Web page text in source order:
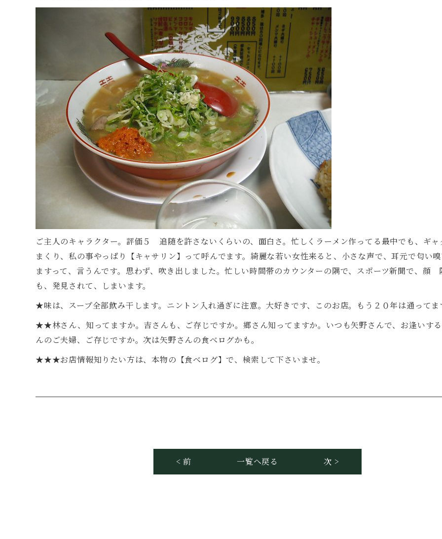
ご主人のキャラクター。評価５ 追随を許さないくらいの、面白さ。忙しくラーメン作ってる最中でも、ギ
まくり、私の事やっぱり【キャサリン】って呼んでます。綺麗な若い女性来ると、小さな声で、耳元で匂い
ますって、言うんです。思わず、吹き出しました。忙しい時間帯のカウンターの隅で、スポーツ新聞で、顔
も、発見されて、しまいます。
★味は、スープ全部飲み干します。ニントン入れ過ぎに注意。大好きです、このお店。もう２０年は通ってま
★★林さん、知ってますか。吉さんも、ご存じですか。郷さん知ってますか。いつも矢野さんで、お逢いす
んのご夫婦、ご存じですか。次は矢野さんの食べログかも。
★★★お店情報知りたい方は、本物の【食べログ】で、検索して下さいませ。
< 前 一覧へ戻る 次 >